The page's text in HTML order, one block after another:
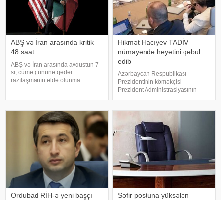
ABŞ və İran arasında kritik
48 saat
ABŞ və İran arasında avqustun 7-
si, cümə gününə qədər
razılaşmanın əldə olunma
Mənbənin bildirdiyinə görə,
ehtimal olunan müvəqqət
Hikmət Hacıyev TADİV
nümayəndə heyətini qəbul
edib
Azərbaycan Respublikası
Prezidentinin köməkçisi –
Prezident Administrasiyasının
Əməkdaşlıq və Həmrəylik
Vəqfinin (TADİV) və
Mədəniyyətləraras
Ordubad RİH-ə yeni başçı
Səfir postuna yüksələn